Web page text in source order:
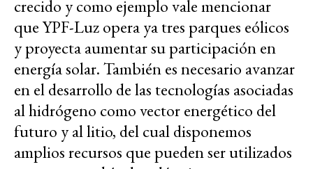
crecido y como ejemplo vale mencionar
que YPF-Luz opera ya tres parques eólicos
y proyecta aumentar su participación en
energía solar. También es necesario avanzar
en el desarrollo de las tecnologías asociadas
al hidrógeno como vector energético del
futuro y al litio, del cual disponemos
amplios recursos que pueden ser utilizados